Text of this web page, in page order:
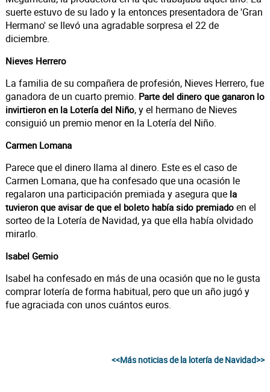
suerte estuvo de su lado y la entonces presentadora de 'Gran
Hermano' se llevó una agradable sorpresa el 22 de
diciembre.
Nieves Herrero
La familia de su compañera de profesión, Nieves Herrero, fue
ganadora de un cuarto premio. Parte del dinero que ganaron lo
invirtieron en la Lotería del Niño, y el hermano de Nieves
consiguió un premio menor en la Lotería del Niño.
Carmen Lomana
Parece que el dinero llama al dinero. Este es el caso de
Carmen Lomana, que ha confesado que una ocasión le
regalaron una participación premiada y asegura que la
tuvieron que avisar de que el boleto había sido premiadoen el
sorteo de la Lotería de Navidad, ya que ella había olvidado
mirarlo.
Isabel Gemio
Isabel ha confesado en más de una ocasión que no le gusta
comprar lotería de forma habitual, pero que un año jugó y
fue agraciada con unos cuántos euros.
<<Más noticias de la lotería de Navidad>>